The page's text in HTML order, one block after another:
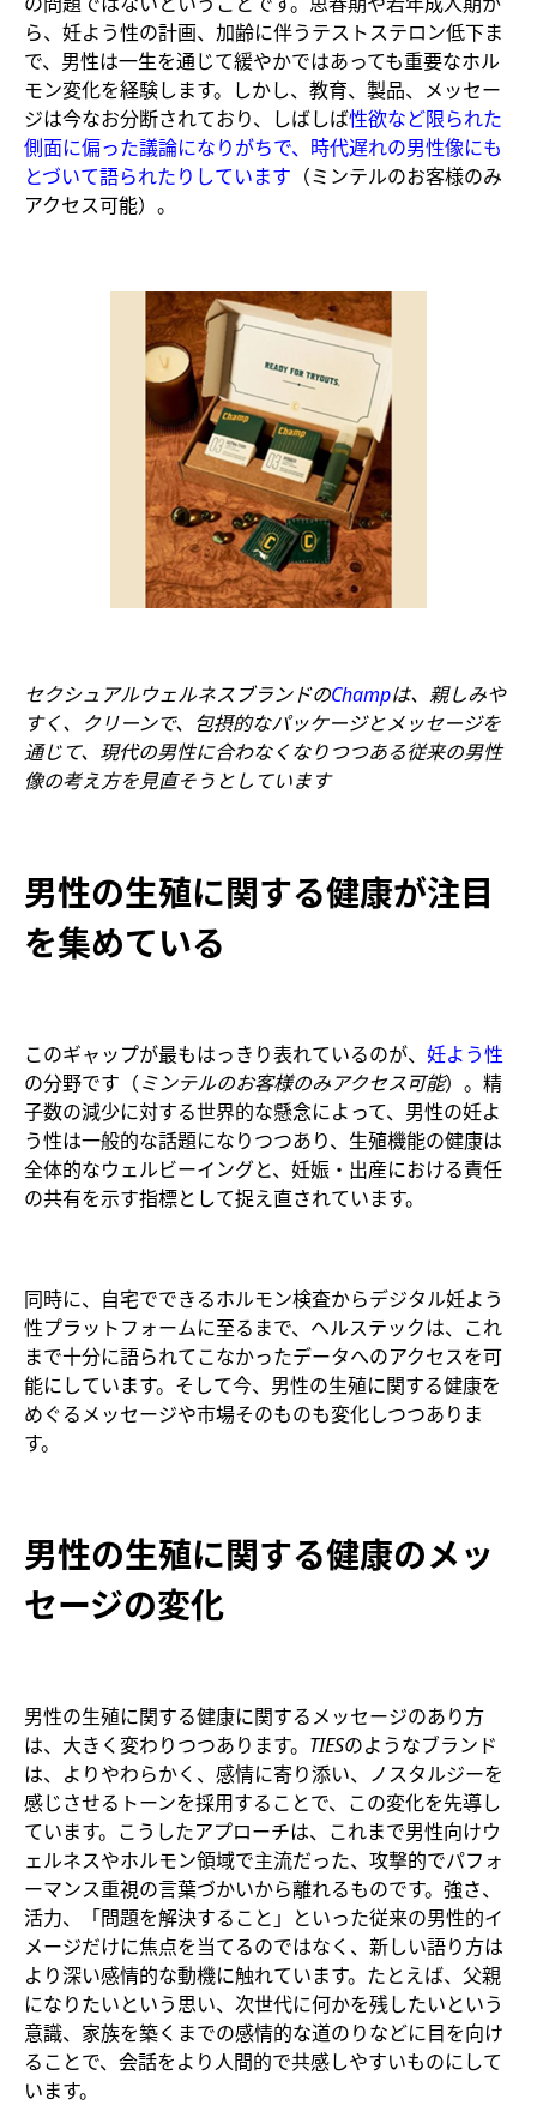
ら、妊よう性の計画、加齢に伴うテストステロン低下ま
で、男性は一生を通じて緩やかではあっても重要なホル
モン変化を経験します。しかし、教育、製品、メッセー
ジは今なお分断されており、しばしば性欲など限られた
側面に偏った議論になりがちで、時代遅れの男性像にも
とづいて語られたりしています （ミンテルのお客様のみ
アクセス可能）。
セクシュアルウェルネスブランドのChampは、親しみや
すく、クリーンで、包摂的なパッケージとメッセージを
通じて、現代の男性に合わなくなりつつある従来の男性
像の考え方を見直そうとしています
男性の生殖に関する健康が注目
を集めている
このギャップが最もはっきり表れているのが、 妊よう性
の分野です（ミンテルのお客様のみアクセス可能）。精
子数の減少に対する世界的な懸念によって、男性の妊よ
う性は一般的な話題になりつつあり、生殖機能の健康は
全体的なウェルビーイングと、妊娠・出産における責任
の共有を示す指標として捉え直されています。
同時に、自宅でできるホルモン検査からデジタル妊よう
性プラットフォームに至るまで、ヘルステックは、これ
まで十分に語られてこなかったデータへのアクセスを可
能にしています。そして今、男性の生殖に関する健康を
めぐるメッセージや市場そのものも変化しつつありま
す。
男性の生殖に関する健康のメッ
セージの変化
男性の生殖に関する健康に関するメッセージのあり方
は、大きく変わりつつあります。 TIESのようなブランド
は、よりやわらかく、感情に寄り添い、ノスタルジーを
感じさせるトーンを採用することで、この変化を先導し
ています。こうしたアプローチは、これまで男性向けウ
ェルネスやホルモン領域で主流だった、攻撃的でパフォ
ーマンス重視の言葉づかいから離れるものです。強さ、
活力、「問題を解決すること」といった従来の男性的イ
メージだけに焦点を当てるのではなく、新しい語り方は
より深い感情的な動機に触れています。たとえば、父親
になりたいという思い、次世代に何かを残したいという
意識、家族を築くまでの感情的な道のりなどに目を向け
ることで、会話をより人間的で共感しやすいものにして
います。